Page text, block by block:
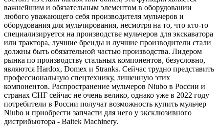
важнейшим и обязательным элементом в оборудовании
любого уважающего себя производителя мульчеров и
оборудования для мульчирования, несмотря на то, что кто-то
специализируется на производстве мульчеров для экскаватора
или трактора, лучшие бренды и лучшие производители стали
должны быть обязательной частью производства. Лидером
рынка по производству стальных компонентов, безусловно,
являются Hardox, Domex и Stranks. Сейчас трудно представить
профессиональную спецтехнику, лишенную этих
компонентов. Распространение мульчеров Niubo в России и
странах СНГ сейчас не очень велико, однако уже в 2022 году
потребители в России получат возможность купить мульчер
Niubo и приобрести запчасти для него у эксклюзивного
дистрибьютора - Baitek Machinery.